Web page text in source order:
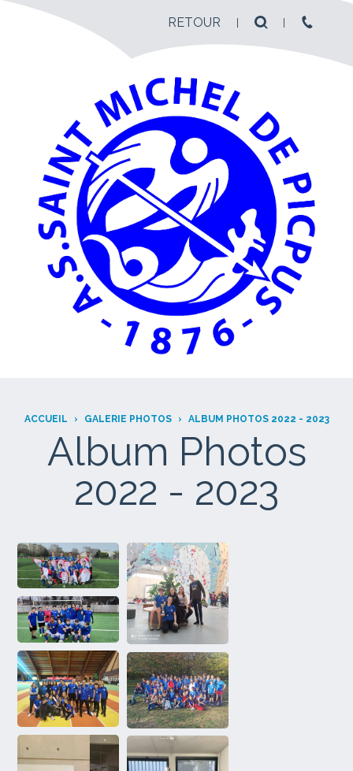
RETOUR
ACCUEIL › GALERIE PHOTOS › ALBUM PHOTOS 2022 - 2023
Album Photos
2022 - 2023